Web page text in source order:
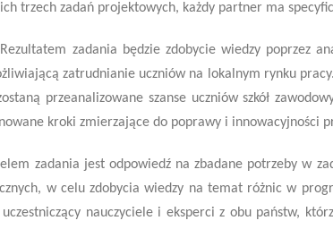
trzech zadań projektowych, każdy partner ma
zadania będzie zdobycie wiedzy poprzez
zatrudnianie uczniów na lokalnym rynku
przeanalizowane szanse uczniów szkół
kroki zmierzające do poprawy i innowacyjności
zadania jest odpowiedź na zbadane potrzeby w
w celu zdobycia wiedzy na temat różnic w
nauczyciele i eksperci z obu państw,